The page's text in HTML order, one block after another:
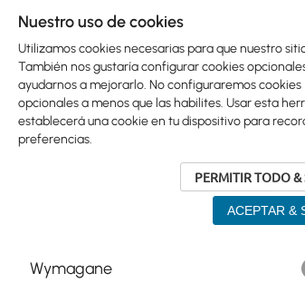
Ubiquiti Mikrotik WiFi Antenas
Outdoor
Skip
Ubiquiti
al
Nuestro uso de cookies
Utilizamos cookies necesarias para que nuestro
También nos gustaría configurar cookies
ayudarnos a mejorarlo. No configuraremos cookies
opcionales a menos que las habilites. Usar esta
establecerá una cookie en tu dispositivo para
preferencias.
PERMITIR TODO &
ACEPTAR &
Wymagane